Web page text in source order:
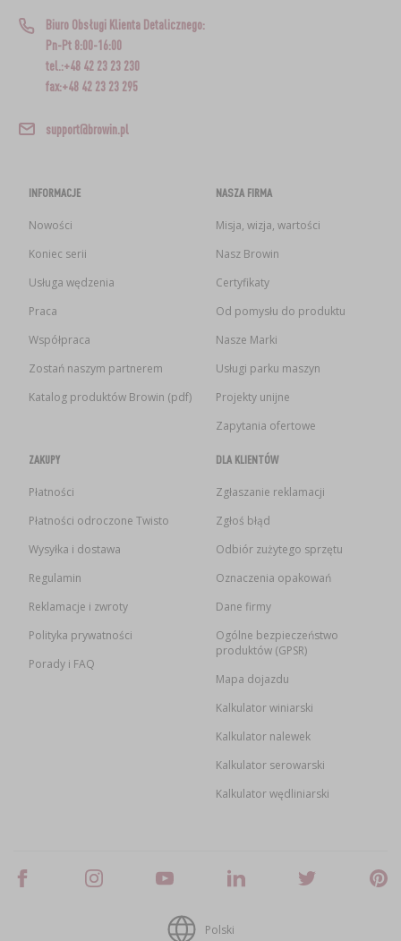
Biuro Obsługi Klienta Detalicznego:
Pn-Pt 8:00-16:00
tel.:+48 42 23 23 230
fax:+48 42 23 23 295
support@browin.pl
INFORMACJE
Nowości
Koniec serii
Usługa wędzenia
Praca
Współpraca
Zostań naszym partnerem
Katalog produktów Browin (pdf)
NASZA FIRMA
Misja, wizja, wartości
Nasz Browin
Certyfikaty
Od pomysłu do produktu
Nasze Marki
Usługi parku maszyn
Projekty unijne
Zapytania ofertowe
ZAKUPY
Płatności
Płatności odroczone Twisto
Wysyłka i dostawa
Regulamin
Reklamacje i zwroty
Polityka prywatności
Porady i FAQ
DLA KLIENTÓW
Zgłaszanie reklamacji
Zgłoś błąd
Odbiór zużytego sprzętu
Oznaczenia opakowań
Dane firmy
Ogólne bezpieczeństwo
produktów (GPSR)
Mapa dojazdu
Kalkulator winiarski
Kalkulator nalewek
Kalkulator serowarski
Kalkulator wędliniarski
Polski